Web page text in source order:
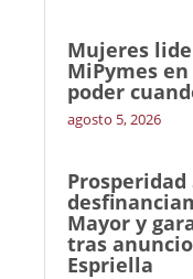
Mujeres
MiPymes
poder
agosto 5, 2026
Mayor y
tras
Espriella